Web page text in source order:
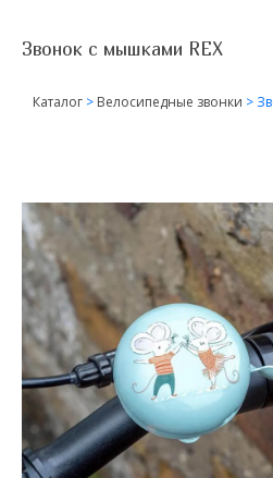
Звонок с мышками REX
Каталог > Велосипедные звонки >